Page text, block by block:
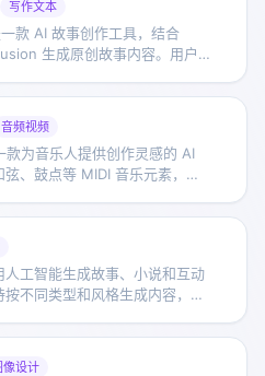
写作文本
款 AI 故事创作工具，结合
生成原创故事内容。用户
写作启发。
音频视频
为音乐人提供创作灵感的 AI
、鼓点等 MIDI 音乐元素，帮
工智能生成故事、小说和互动
不同类型和风格生成内容，也
像设计